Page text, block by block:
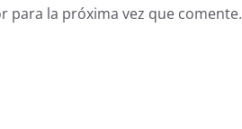
para la próxima vez que comente.